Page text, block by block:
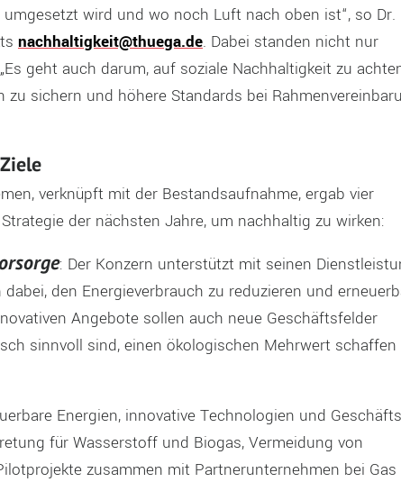
wird und wo noch Luft nach oben ist“, so Dr.
nachhaltigkeit@thuega.de. Dabei standen nicht nur
geht auch darum, auf soziale Nachhaltigkeit zu
sichern und höhere Standards bei
verknüpft mit der Bestandsaufnahme, ergab vier
der nächsten Jahre, um nachhaltig zu wirken:
: Der Konzern unterstützt mit seinen
den Energieverbrauch zu reduzieren und
Angebote sollen auch neue Geschäftsfelder
sinnvoll sind, einen ökologischen Mehrwert schaffen
Energien, innovative Technologien und
für Wasserstoff und Biogas, Vermeidung von
zusammen mit Partnerunternehmen bei